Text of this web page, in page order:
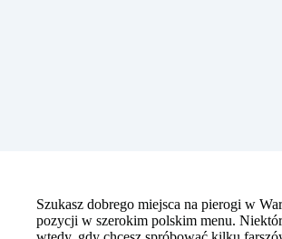
Szukasz dobrego miejsca na pierogi w
pozycji w szerokim polskim menu.